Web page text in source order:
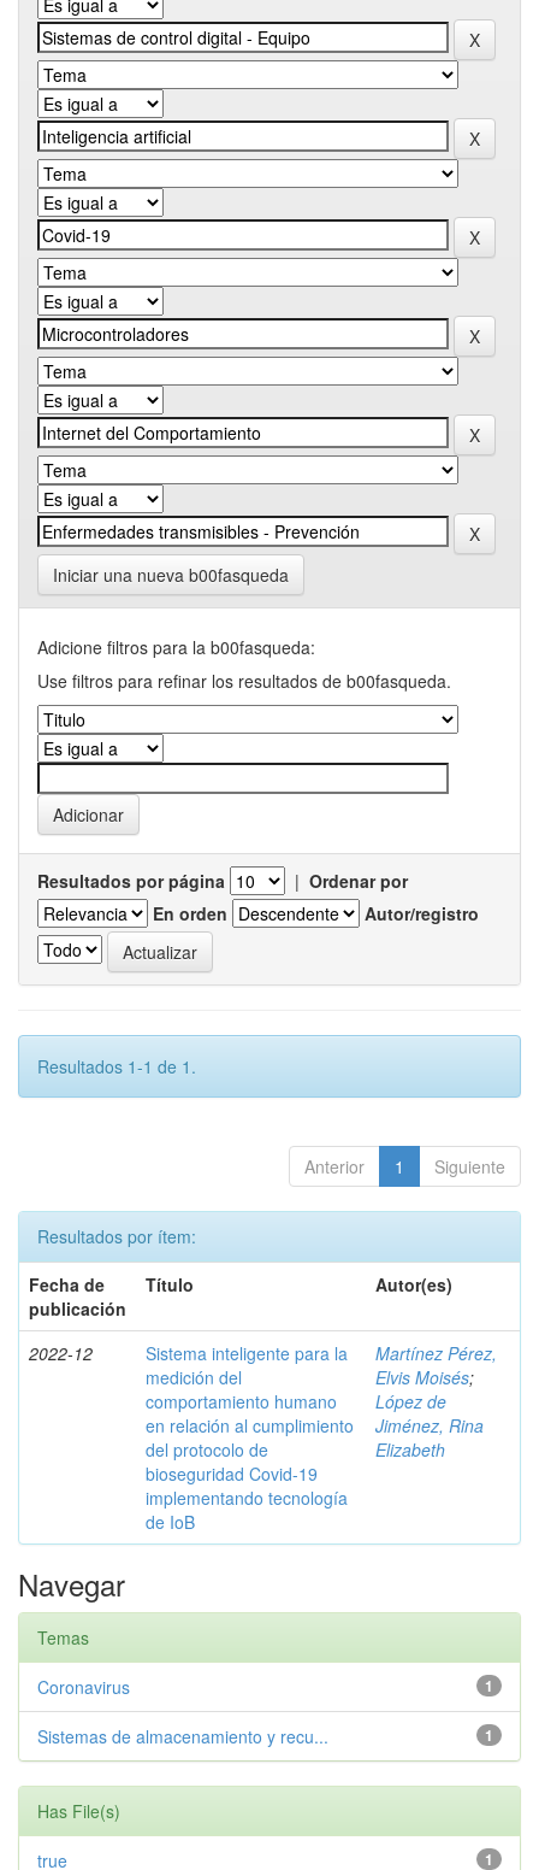
Iniciar una nueva b00fasqueda
Adicione filtros para la b00fasqueda:
Use filtros para refinar los resultados de b00fasqueda.
Resultados por página | Ordenar por
En orden
Autor/registro
Resultados 1-1 de 1.
Anterior 1 Siguiente
Resultados por ítem:
Fecha de
publicación
Título Autor(es)
2022-12
Sistema inteligente para la
medición del
comportamiento humano
en relación al cumplimiento
del protocolo de
bioseguridad Covid-19
implementando tecnología
de IoB
Martínez Pérez,
Elvis Moisés;
López de
Jiménez, Rina
Elizabeth
Navegar
Temas
1
Coronavirus
1
Sistemas de almacenamiento y recu...
Has File(s)
1
true